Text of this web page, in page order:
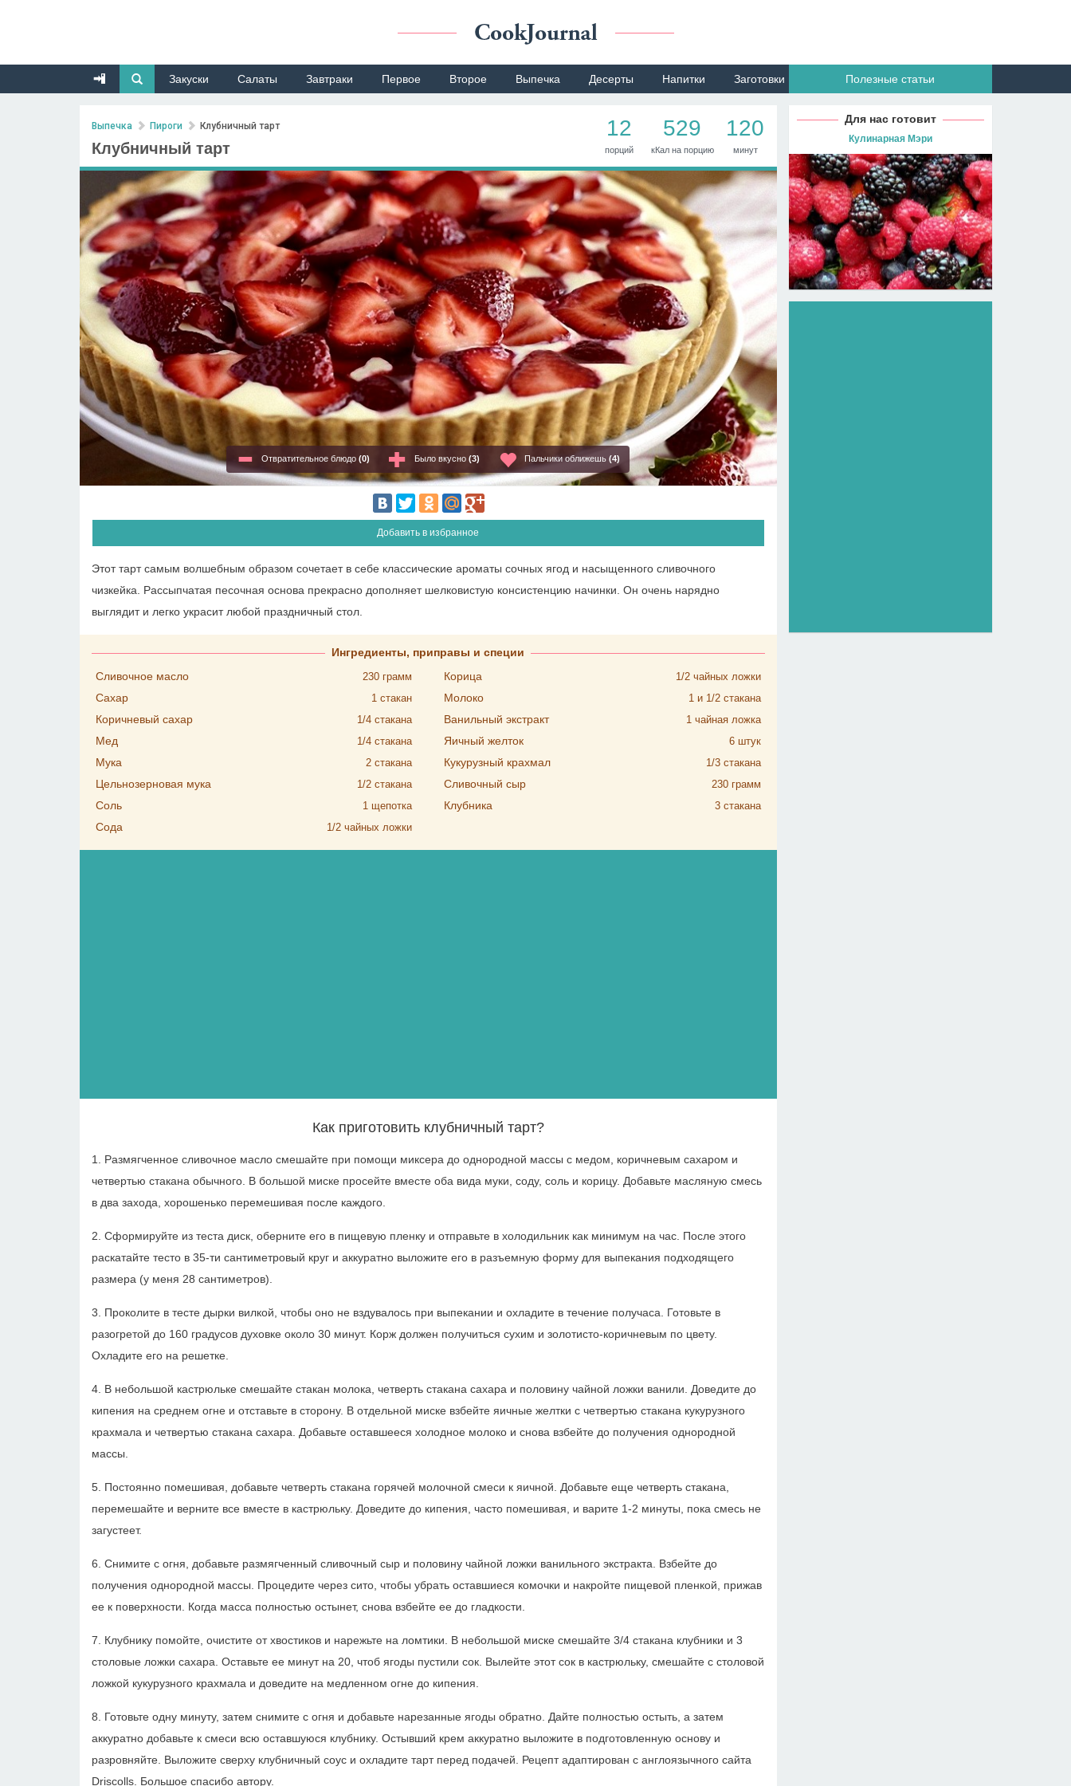
Закуски Салаты Завтраки Первое Второе Выпечка Десерты Напитки Заготовки Полезные статьи
Выпечка Пироги Клубничный тарт 12
порций
529
кКал на порцию
120
минут
Клубничный тарт
Отвратительное блюдо (0) Было вкусно (3) Пальчики оближешь (4)
Добавить в избранное
Этот тарт самым волшебным образом сочетает в себе классические ароматы сочных ягод и насыщенного сливочного
чизкейка. Рассыпчатая песочная основа прекрасно дополняет шелковистую консистенцию начинки. Он очень нарядно
выглядит и легко украсит любой праздничный стол.
Ингредиенты, приправы и специи
Сливочное масло
230 грамм
Сахар 1 стакан
Коричневый сахар 1/4 стакана
Мед 1/4 стакана
Мука 2 стакана
Цельнозерновая мука 1/2 стакана
Соль 1 щепотка
Сода 1/2 чайных ложки
Корица 1/2 чайных ложки
Молоко 1 и 1/2 стакана
Ванильный экстракт 1 чайная ложка
Яичный желток 6 штук
Кукурузный крахмал 1/3 стакана
Сливочный сыр 230 грамм
Клубника 3 стакана
Как приготовить клубничный тарт?
1. Размягченное сливочное масло смешайте при помощи миксера до однородной массы с медом, коричневым сахаром и
четвертью стакана обычного. В большой миске просейте вместе оба вида муки, соду, соль и корицу. Добавьте масляную смесь
в два захода, хорошенько перемешивая после каждого.
2. Сформируйте из теста диск, оберните его в пищевую пленку и отправьте в холодильник как минимум на час. После этого
раскатайте тесто в 35-ти сантиметровый круг и аккуратно выложите его в разъемную форму для выпекания подходящего
размера (у меня 28 сантиметров).
3. Проколите в тесте дырки вилкой, чтобы оно не вздувалось при выпекании и охладите в течение получаса. Готовьте в
разогретой до 160 градусов духовке около 30 минут. Корж должен получиться сухим и золотисто-коричневым по цвету.
Охладите его на решетке.
4. В небольшой кастрюльке смешайте стакан молока, четверть стакана сахара и половину чайной ложки ванили. Доведите до
кипения на среднем огне и отставьте в сторону. В отдельной миске взбейте яичные желтки с четвертью стакана кукурузного
крахмала и четвертью стакана сахара. Добавьте оставшееся холодное молоко и снова взбейте до получения однородной
массы.
5. Постоянно помешивая, добавьте четверть стакана горячей молочной смеси к яичной. Добавьте еще четверть стакана,
перемешайте и верните все вместе в кастрюльку. Доведите до кипения, часто помешивая, и варите 1-2 минуты, пока смесь не
загустеет.
6. Снимите с огня, добавьте размягченный сливочный сыр и половину чайной ложки ванильного экстракта. Взбейте до
получения однородной массы. Процедите через сито, чтобы убрать оставшиеся комочки и накройте пищевой пленкой, прижав
ее к поверхности. Когда масса полностью остынет, снова взбейте ее до гладкости.
7. Клубнику помойте, очистите от хвостиков и нарежьте на ломтики. В небольшой миске смешайте 3/4 стакана клубники и 3
столовые ложки сахара. Оставьте ее минут на 20, чтоб ягоды пустили сок. Вылейте этот сок в кастрюльку, смешайте с столовой
ложкой кукурузного крахмала и доведите на медленном огне до кипения.
8. Готовьте одну минуту, затем снимите с огня и добавьте нарезанные ягоды обратно. Дайте полностью остыть, а затем
аккуратно добавьте к смеси всю оставшуюся клубнику. Остывший крем аккуратно выложите в подготовленную основу и
разровняйте. Выложите сверху клубничный соус и охладите тарт перед подачей. Рецепт адаптирован с англоязычного сайта
Driscolls. Большое спасибо автору.
Для нас готовит
Кулинарная Мэри